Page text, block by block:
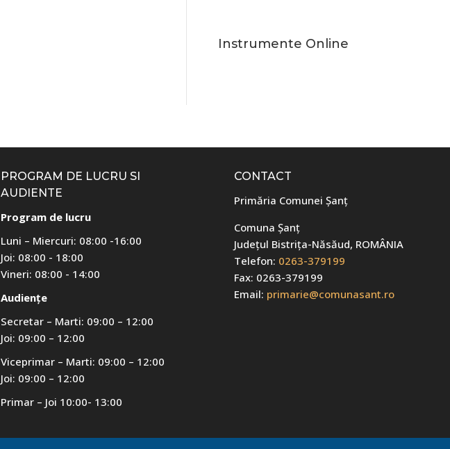
Instrumente Online
PROGRAM DE LUCRU SI
AUDIENTE
Program de lucru
Luni – Miercuri: 08:00 -16:00
Joi: 08:00 - 18:00
Vineri: 08:00 - 14:00
Audiențe
Secretar – Marti: 09:00 – 12:00
Joi: 09:00 – 12:00
Viceprimar – Marti: 09:00 – 12:00
Joi: 09:00 – 12:00
Primar – Joi 10:00- 13:00
CONTACT
Primăria Comunei Șanț
Comuna Șanț
Județul Bistrița-Năsăud, ROMÂNIA
Telefon: 0263-379199
Fax: 0263-379199
Email: primarie@comunasant.ro